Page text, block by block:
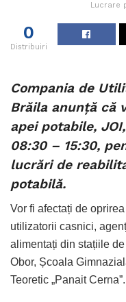
Lucrare
0
Distribuiri
Compania de
Brăila anunță că
apei potabile,
08:30 – 15:30,
lucrări de
potabilă.
Vor fi afectați de
utilizatorii casnici,
alimentați din stațiile
Obor, Școala
Teoretic „Panait Cerna”.